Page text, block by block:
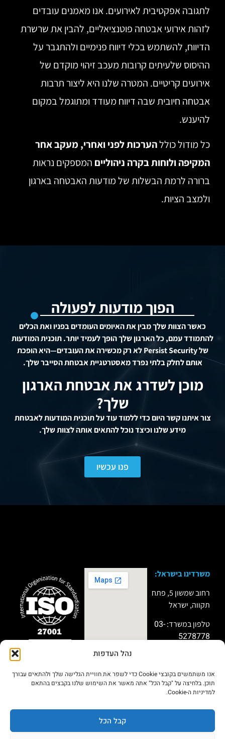
נהל העדפות
אנו משתמשים בקובצי Cookie כדי לשפר את חוויית הגלישה שלך ולהתאים עבורך
תוכן. בלחיצה על "קבל הכל" אתה מאשר את השימוש שלנו בקבצים בהתאם
למדיניות ה-Cookie.
קבל הכל
לתגובה אפקטיבית לאירועים. אנו מאמנים עובדים
לזהות אירועי אבטחה פוטנציאליים, להבין את שרשרת
הדיווח, להשתמש בכלי דיווח פנימיים ולהתגבר על
ההיסוס שלעיתים קרובות מעכב זיהוי מוקדם של
אירועים קריטיים. המטרה שלנו היא ליצור תרבות
אבטחה חיובית שבה דיווח מעודד ומתוגמל במקום
להיענש.
כל מודול כוללהערכות לפני ואחרי, מעקב אחר
המקיפה ולוחות בקרה ניהוליים המספקים נראות
ברורה לרמת הבשלות של מודעות האבטחה בארגון
ולמצב הציות.
הפוך מודעות לפעולה
כאשר הצוות שלך מבין את האיומים העומדים בפניו ואת הכלים
להתמודד עמם, כל הארגון שלך הופך לעמיד יותר. תוכנית המודעות
של Persist Security לא רק מכשירה את העובדים—היא הופכת
אותם לחלק בלתי נפרד מאסטרטגיית אבטחת הסייבר שלך.
מוכן לשדרג את אבטחת הארגון
שלך?
צור איתנו קשר היום כדי ללמוד עוד על תוכנית המודעות לאבטחת
מידע שלנו וכיצד נוכל להתאים אותה לצוות שלך.
פנו עכשיו
משרדינו בישראל:
רחוב שמשון 5, פתח
תקווה, ישראל
טלפון במשרד:03-
5278778
ו”Miror” של מערך
הסייבר הלאומי
בתחום שיתוף
וחיזוק החוסן